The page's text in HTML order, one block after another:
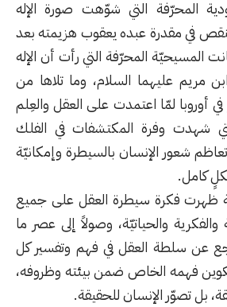
المحرّفة التي شوّهت صورة الإله
في مقدرة عبده يعقوب هزيمته بعد
المسيحيّة المحرّفة التي رأت أن الإله
مريم عليهما السلام، وما تلاها من
أوروبا لمّا اعتمدت على العقل والعِلم
شهدت وفرة المكتشفات في الفلك
شعور الإنسان بالسيطرة وإمكانيّة
كامل.
ظهرت فكرة سيطرة العقل على جميع
والحياتيّة، وصولاً إلى عصر ما
عن سلطة العقل في فهم وتفسير كل
فهمه الخاص ضمن بيئته وظروفه،
بل تصوّر الإنسان للحقيقة.